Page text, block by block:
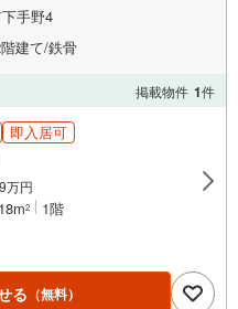
手野4
建て/鉄骨
掲載物件 1件
即入居可
万円
2 1階
る （無料）